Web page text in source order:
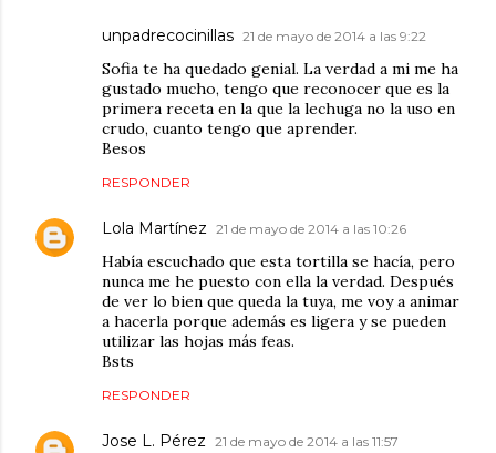
unpadrecocinillas 21 de mayo de 2014 a las 9:22
Sofia te ha quedado genial. La verdad a mi me ha
gustado mucho, tengo que reconocer que es la
primera receta en la que la lechuga no la uso en
crudo, cuanto tengo que aprender.
Besos
RESPONDER
Lola Martínez 21 de mayo de 2014 a las 10:26
Había escuchado que esta tortilla se hacía, pero
nunca me he puesto con ella la verdad. Después
de ver lo bien que queda la tuya, me voy a animar
a hacerla porque además es ligera y se pueden
utilizar las hojas más feas.
Bsts
RESPONDER
Jose L. Pérez 21 de mayo de 2014 a las 11:57